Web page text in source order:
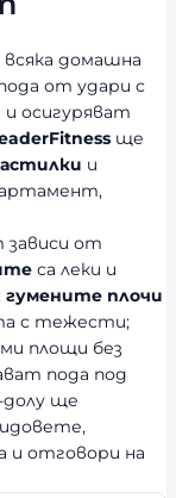
всяка домашна
от удари с
осигуряват
ще
и
зависи от
са леки и
гумените плочи
с тежести;
площи без
пода под
ще
и отговори на